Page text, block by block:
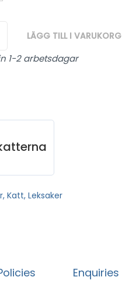
LÄGG TILL I VARUKORG
1-2 arbetsdagar
, Katt, Leksaker
Enquiries